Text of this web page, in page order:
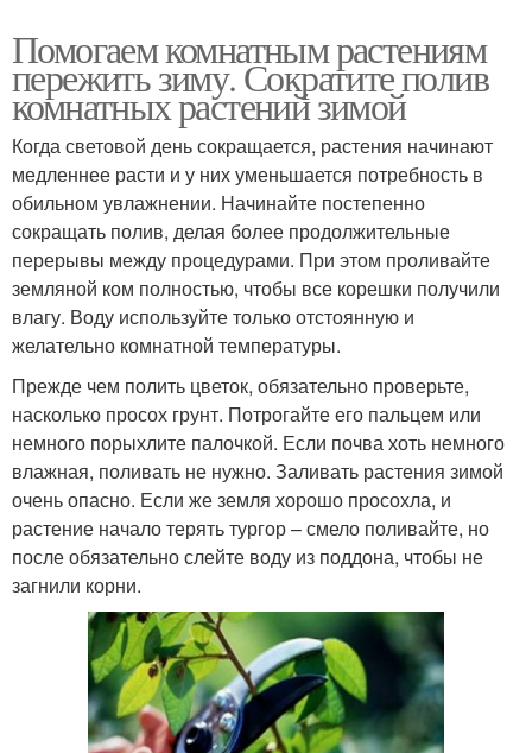
Помогаем комнатным растениям
пережить зиму. Сократите полив
комнатных растений зимой
Когда световой день сокращается, растения начинают
медленнее расти и у них уменьшается потребность в
обильном увлажнении. Начинайте постепенно
сокращать полив, делая более продолжительные
перерывы между процедурами. При этом проливайте
земляной ком полностью, чтобы все корешки получили
влагу. Воду используйте только отстоянную и
желательно комнатной температуры.
Прежде чем полить цветок, обязательно проверьте,
насколько просох грунт. Потрогайте его пальцем или
немного порыхлите палочкой. Если почва хоть немного
влажная, поливать не нужно. Заливать растения зимой
очень опасно. Если же земля хорошо просохла, и
растение начало терять тургор – смело поливайте, но
после обязательно слейте воду из поддона, чтобы не
загнили корни.